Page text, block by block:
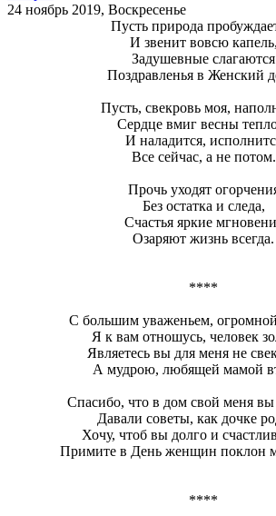
24 ноябрь 2019, Воскресенье
Пусть природа
И звенит вовсю капель,
Задушевные слагаются
Поздравленья в Женский
Пусть, свекровь моя,
Сердце вмиг весны
И наладится,
Все сейчас, а не потом.
Прочь уходят
Без остатка и следа,
Счастья яркие
Озаряют жизнь всегда.
****
С большим уваженьем,
Я к вам отношусь, человек
Являетесь вы для меня не
А мудрою, любящей мамой
Спасибо, что в дом свой меня
Давали советы, как дочке
Хочу, чтоб вы долго и
Примите в День женщин поклон
****